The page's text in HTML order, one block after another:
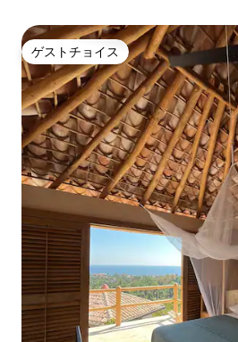
ゲストチョイス
ゲストチョイス